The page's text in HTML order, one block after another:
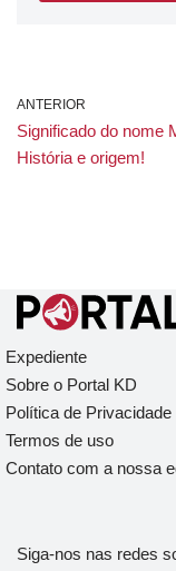
ANTERIOR
Significado do nome
História e origem!
Expediente
Sobre o Portal KD
Política de Privacidade
Termos de uso
Contato com a nossa
Siga-nos nas redes